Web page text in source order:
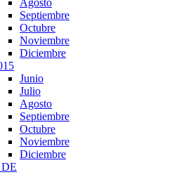
Agosto
Septiembre
Octubre
Noviembre
Diciembre
Junio
Julio
Agosto
Septiembre
Octubre
Noviembre
Diciembre